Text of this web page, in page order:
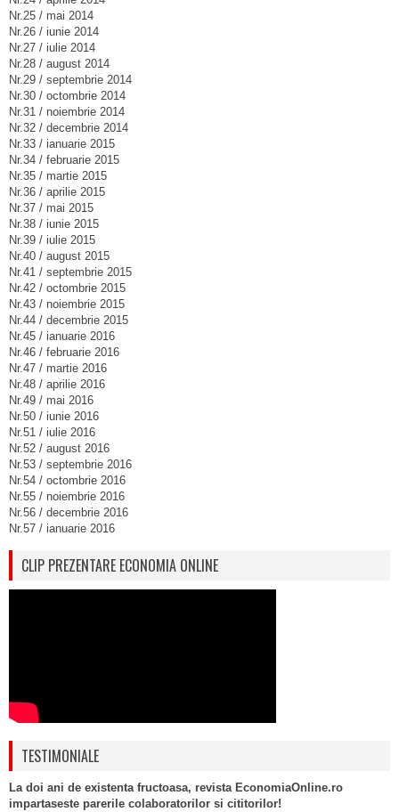
Nr.25 / mai 2014
Nr.26 / iunie 2014
Nr.27 / iulie 2014
Nr.28 / august 2014
Nr.29 / septembrie 2014
Nr.30 / octombrie 2014
Nr.31 / noiembrie 2014
Nr.32 / decembrie 2014
Nr.33 / ianuarie 2015
Nr.34 / februarie 2015
Nr.35 / martie 2015
Nr.36 / aprilie 2015
Nr.37 / mai 2015
Nr.38 / iunie 2015
Nr.39 / iulie 2015
Nr.40 / august 2015
Nr.41 / septembrie 2015
Nr.42 / octombrie 2015
Nr.43 / noiembrie 2015
Nr.44 / decembrie 2015
Nr.45 / ianuarie 2016
Nr.46 / februarie 2016
Nr.47 / martie 2016
Nr.48 / aprilie 2016
Nr.49 / mai 2016
Nr.50 / iunie 2016
Nr.51 / iulie 2016
Nr.52 / august 2016
Nr.53 / septembrie 2016
Nr.54 / octombrie 2016
Nr.55 / noiembrie 2016
Nr.56 / decembrie 2016
Nr.57 / ianuarie 2016
CLIP PREZENTARE ECONOMIA ONLINE
TESTIMONIALE
La doi ani de existenta fructoasa, revista EconomiaOnline.ro
impartaseste parerile colaboratorilor si cititorilor!